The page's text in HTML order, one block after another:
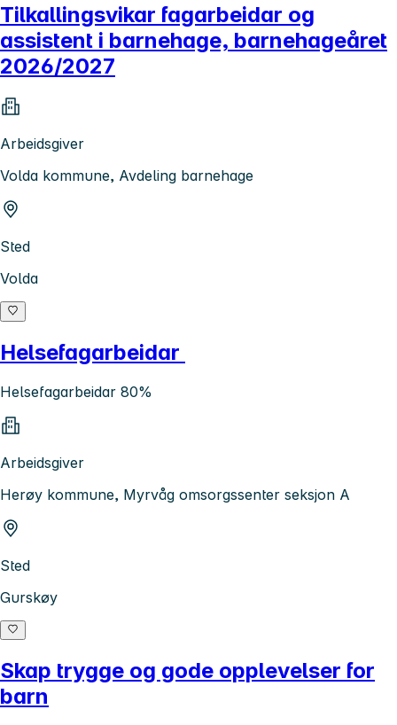
Tilkallingsvikar fagarbeidar og
assistent i barnehage, barnehageåret
2026/2027
Arbeidsgiver
Volda kommune, Avdeling barnehage
Sted
Volda
Helsefagarbeidar
Helsefagarbeidar 80%
Arbeidsgiver
Herøy kommune, Myrvåg omsorgssenter seksjon A
Sted
Gurskøy
Skap trygge og gode opplevelser for
barn